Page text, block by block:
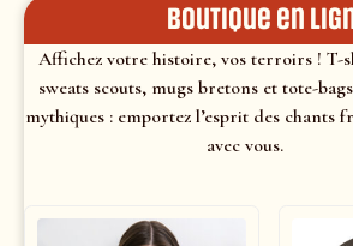
Boutique en
Affichez votre histoire, vos terroirs ! T-
sweats scouts, mugs bretons et tote-
mythiques : emportez l’esprit des chants
avec vous.